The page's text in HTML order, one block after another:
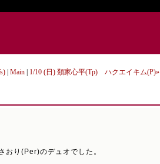
Main 1/10 (日) 類家心平(Tp) ハクエイキム(P)»
おり(Per)のデュオでした。